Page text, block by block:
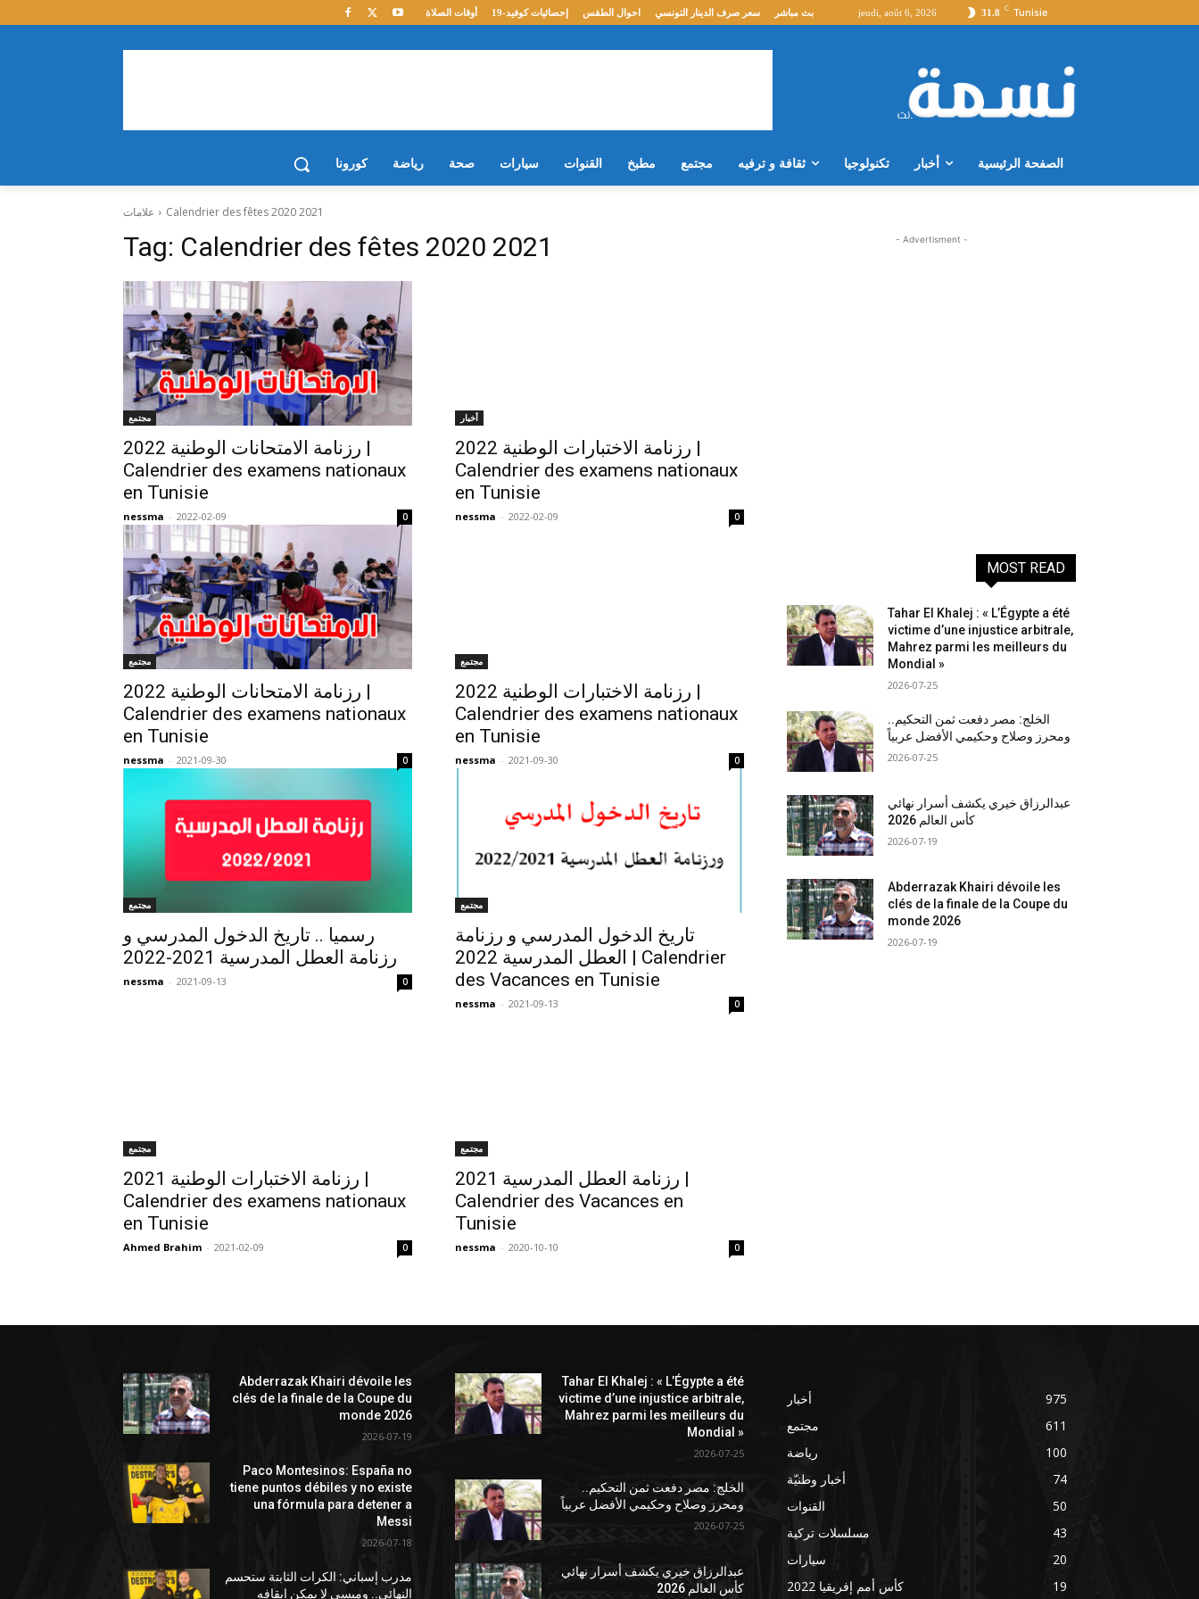
31.8 C Tunisie
jeudi, août 6, 2026 أوقات الصلاة إحصائيات كوفيد-19 احوال الطقس سعر صرف الدينار التونسي بث مباشر
الصفحة الرئيسية أخبار تكنولوجيا ثقافة و ترفيه مجتمع مطبخ القنوات سيارات صحة رياضة كورونا
علامات Calendrier des fêtes 2020 2021
Tag: Calendrier des fêtes 2020 2021
مجتمع
رزنامة الامتحانات الوطنية 2022 |
Calendrier des examens nationaux
en Tunisie
nessma - 2022-02-09 0
أخبار
رزنامة الاختبارات الوطنية 2022 |
Calendrier des examens nationaux
en Tunisie
nessma - 2022-02-09 0
مجتمع
رزنامة الامتحانات الوطنية 2022 |
Calendrier des examens nationaux
en Tunisie
nessma - 2021-09-30 0
مجتمع
رزنامة الاختبارات الوطنية 2022 |
Calendrier des examens nationaux
en Tunisie
nessma - 2021-09-30 0
مجتمع
رسميا .. تاريخ الدخول المدرسي و
رزنامة العطل المدرسية 2021-2022
nessma - 2021-09-13 0
مجتمع
تاريخ الدخول المدرسي و رزنامة
العطل المدرسية 2022 | Calendrier
des Vacances en Tunisie
nessma - 2021-09-13 0
مجتمع
رزنامة الاختبارات الوطنية 2021 |
Calendrier des examens nationaux
en Tunisie
Ahmed Brahim - 2021-02-09 0
مجتمع
رزنامة العطل المدرسية 2021 |
Calendrier des Vacances en
Tunisie
nessma - 2020-10-10 0
- Advertisment -
MOST READ
Tahar El Khalej : « L’Égypte a été
victime d’une injustice arbitrale,
Mahrez parmi les meilleurs du
Mondial »
2026-07-25
الخلج: مصر دفعت ثمن التحكيم..
ومحرز وصلاح وحكيمي الأفضل عربياً
2026-07-25
عبدالرزاق خيري يكشف أسرار نهائي
كأس العالم 2026
2026-07-19
Abderrazak Khairi dévoile les
clés de la finale de la Coupe du
monde 2026
2026-07-19
Abderrazak Khairi dévoile les
clés de la finale de la Coupe du
monde 2026
2026-07-19
Paco Montesinos: España no
tiene puntos débiles y no existe
una fórmula para detener a
Messi
2026-07-18
مدرب إسباني: الكرات الثابتة ستحسم
النهائي.. وميسي لا يمكن إيقافه
Tahar El Khalej : « L’Égypte a été
victime d’une injustice arbitrale,
Mahrez parmi les meilleurs du
Mondial »
2026-07-25
الخلج: مصر دفعت ثمن التحكيم..
ومحرز وصلاح وحكيمي الأفضل عربياً
2026-07-25
عبدالرزاق خيري يكشف أسرار نهائي
كأس العالم 2026
أخبار
975
مجتمع
611
رياضة
100
أخبار وطنيّة
74
القنوات
50
مسلسلات تركية
43
سيارات
20
كأس أمم إفريقيا 2022
19